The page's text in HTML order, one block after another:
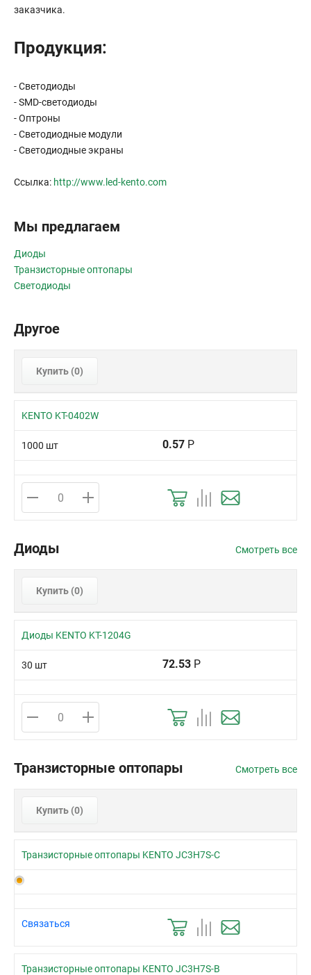
заказчика.
Продукция:
- Светодиоды
- SMD-светодиоды
- Оптроны
- Светодиодные модули
- Светодиодные экраны
Ссылка: http://www.led-kento.com
Мы предлагаем
Диоды
Транзисторные оптопары
Светодиоды
Другое
Купить (0)
KENTO KT-0402W
1000 шт 0.57 Р
Диоды Смотреть все
Купить (0)
Диоды KENTO KT-1204G
30 шт 72.53 Р
Транзисторные оптопары Смотреть все
Купить (0)
Транзисторные оптопары KENTO JC3H7S-C
Связаться
Транзисторные оптопары KENTO JC3H7S-B